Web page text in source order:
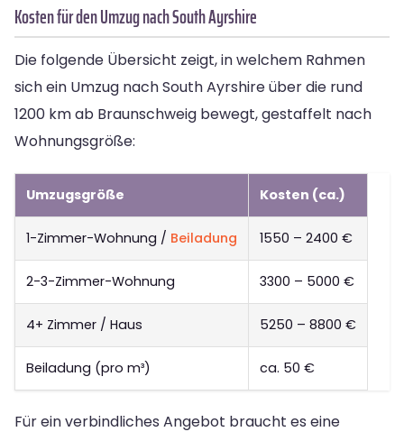
Kosten für den Umzug nach South Ayrshire
Die folgende Übersicht zeigt, in welchem Rahmen
sich ein Umzug nach South Ayrshire über die rund
1200 km ab Braunschweig bewegt, gestaffelt nach
Wohnungsgröße:
Umzugsgröße Kosten (ca.)
1-Zimmer-Wohnung / Beiladung 1550 – 2400 €
2-3-Zimmer-Wohnung 3300 – 5000 €
4+ Zimmer / Haus 5250 – 8800 €
Beiladung (pro m³) ca. 50 €
Für ein verbindliches Angebot braucht es eine